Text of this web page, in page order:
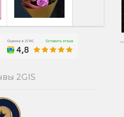
2GIS